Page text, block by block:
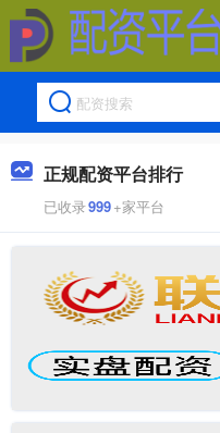
正规配资平台排行
已收录999+家平台